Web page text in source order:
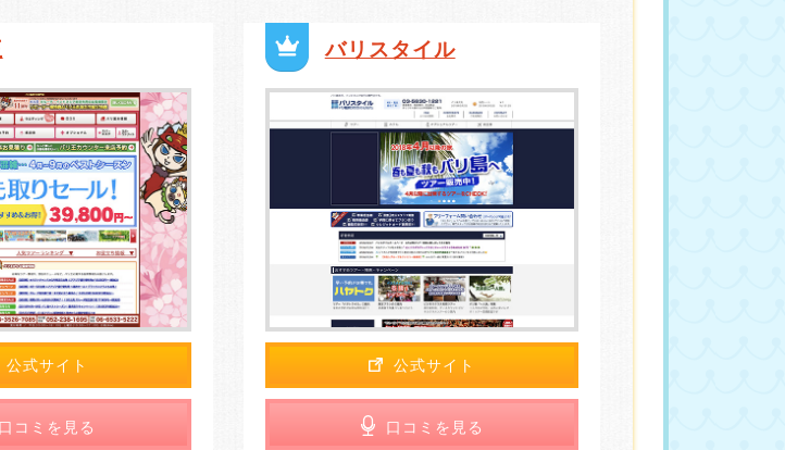
公式サイト
口コミを見る
バリスタイル
公式サイト
口コミを見る